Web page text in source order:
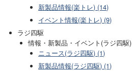
新製品情報(楽トレ) (14)
イベント情報(楽トレ) (9)
ラジ四駆
情報・新製品・イベント(ラジ四駆)
ニュース(ラジ四駆) (1)
新製品情報(ラジ四駆) (1)